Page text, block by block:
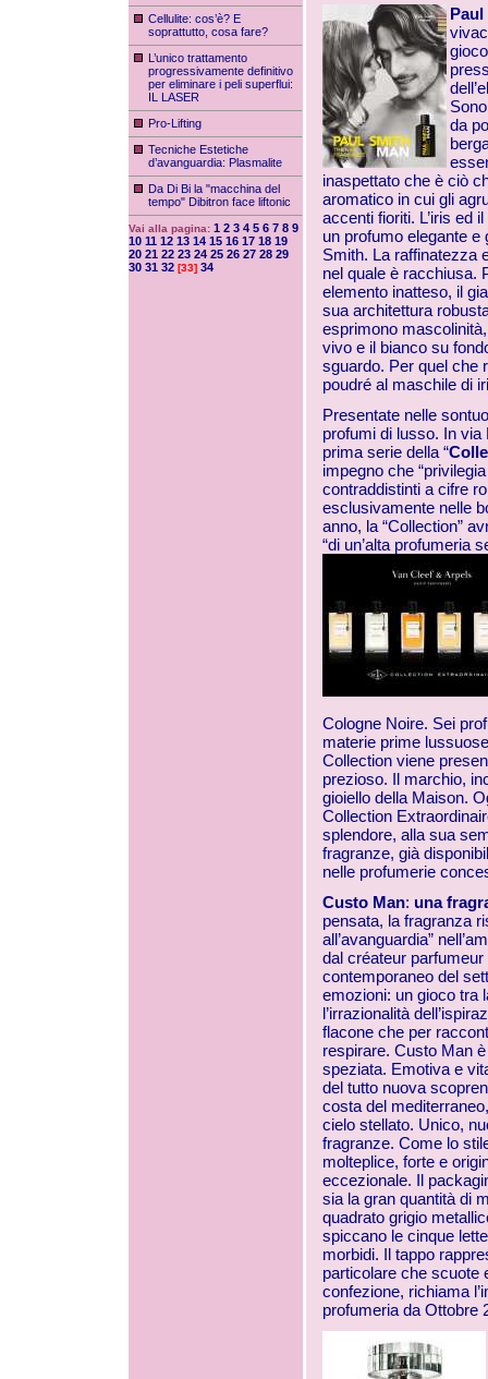
Cellulite: cos’è? E
soprattutto, cosa fare?
L’unico trattamento
progressivamente definitivo
per eliminare i peli superflui:
IL LASER
Pro-Lifting
Tecniche Estetiche
d’avanguardia: Plasmalite
Da Di Bi la "macchina del
tempo" Dibitron face liftonic
Vai alla pagina: 1 2 3 4 5 6 7 8 9
10 11 12 13 14 15 16 17 18 19
20 21 22 23 24 25 26 27 28 29
30 31 32 [33] 34
da
inaspettato che è ciò
aromatico in cui gli
accenti fioriti. L’iris ed
un profumo elegante
Smith. La raffinatezza
nel quale è racchiusa.
elemento inatteso, il
sua architettura
esprimono
vivo e il bianco su
sguardo. Per quel che
poudré al maschile di
Presentate nelle
profumi di lusso. In
prima serie della “
impegno che
contraddistinti a cifre
esclusivamente nelle
anno, la “Collection”
“di un’alta profumeria
Cologne Noire. Sei
materie prime
Collection viene
prezioso. Il marchio,
gioiello della Maison.
Collection
splendore, alla sua
fragranze, già
nelle profumerie
Custo Man: una
pensata, la fragranza
all’avanguardia”
dal créateur
contemporaneo del
emozioni: un gioco tra
l’irrazionalità
flacone che per
respirare. Custo Man
speziata. Emotiva e
del tutto nuova
costa del
cielo stellato. Unico,
fragranze. Come lo
molteplice, forte e
eccezionale. Il
sia la gran quantità di
quadrato grigio
spiccano le cinque
morbidi. Il tappo
particolare che scuote
confezione, richiama
profumeria da Ottobre